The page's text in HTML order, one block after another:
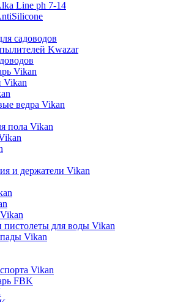
Line ph 7-14
садоводов
Kwazar
Vikan
Vikan
ведра Vikan
пола Vikan
и держатели Vikan
для воды Vikan
Vikan
Vikan
FBK